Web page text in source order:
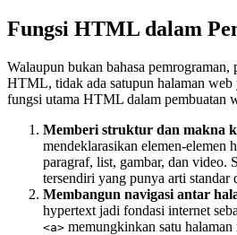
Fungsi HTML dalam
Walaupun bukan bahasa
HTML, tidak ada satupun halaman
fungsi utama HTML dalam pembuatan
Memberi struktur dan makna
mendeklarasikan elemen-elemen
paragraf, list, gambar, dan video.
tersendiri yang punya arti standar
Membangun navigasi antar
hypertext jadi fondasi internet
<a> memungkinkan satu